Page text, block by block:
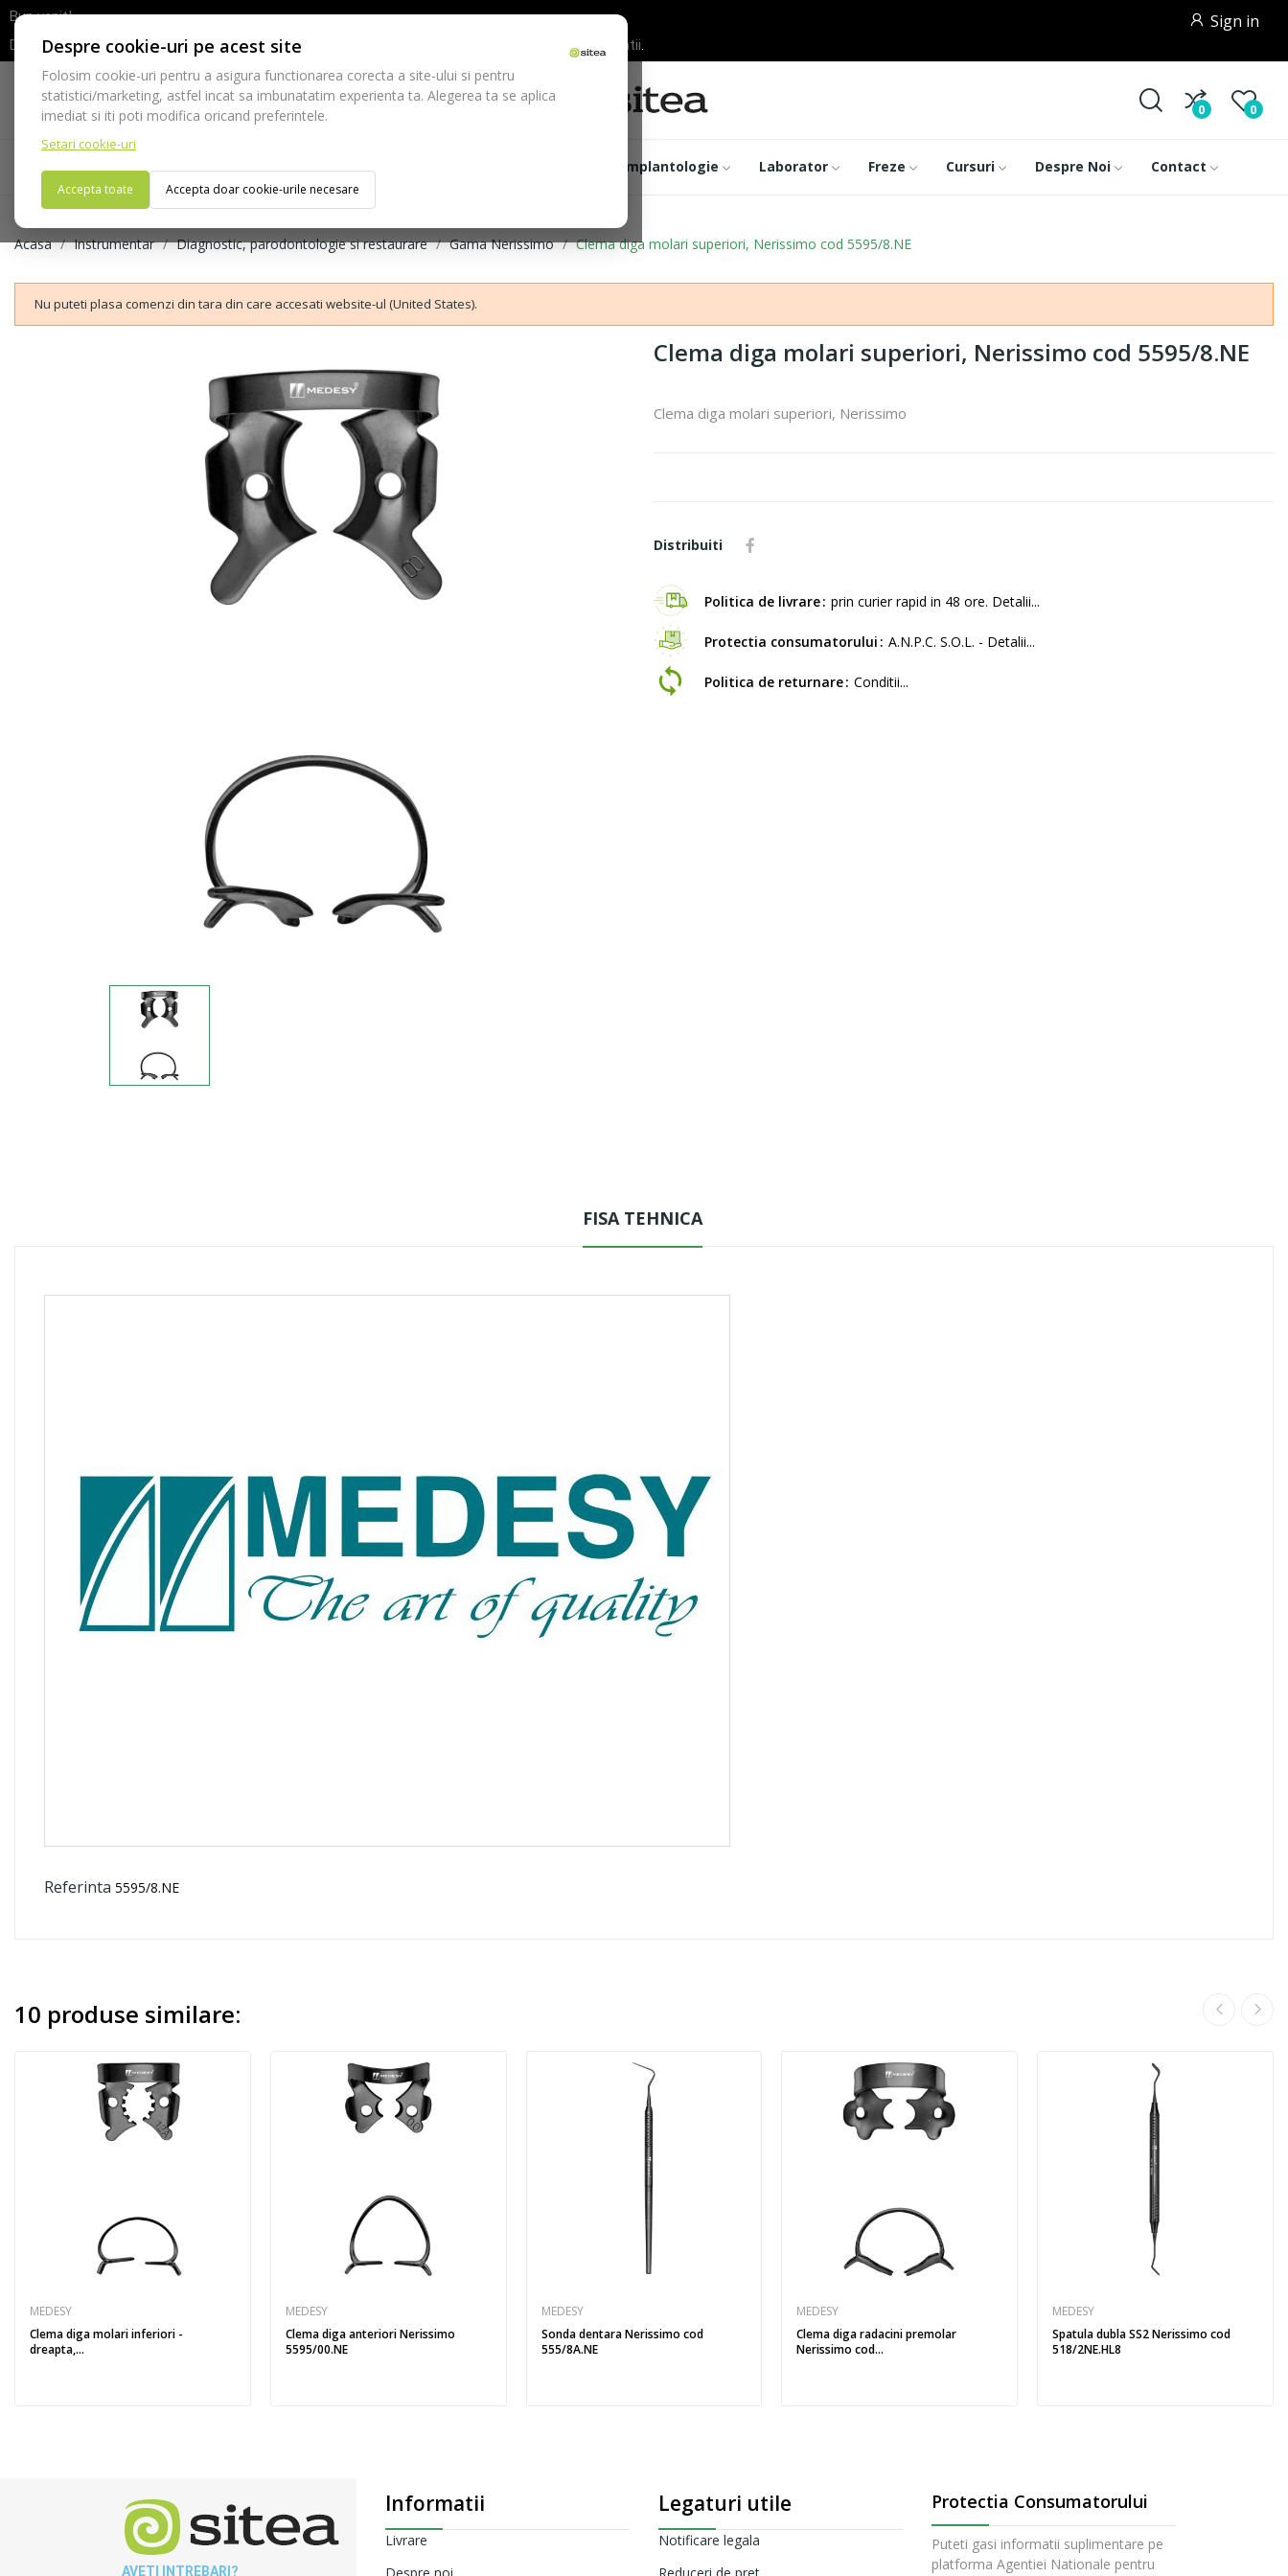
Despre cookie-uri pe acest site
Folosim cookie-uri pentru a asigura functionarea corecta a site-ului si pentru
statistici/marketing, astfel incat sa imbunatatim experienta ta. Alegerea ta se aplica
imediat si iti poti modifica oricand preferintele.
Setari cookie-uri
Accepta toate Accepta doar cookie-urile necesare
Bun venit!
Dupa efectuarea comenzii va rugam sa asteptati confirmarea stocurilor inainte de efectuarea platii.
Sign in
Telefon:
021-528 03 23
0 0
Acasa Consumabile Echipamente Implantologie Laborator Freze Cursuri Despre Noi Contact
Acasa Instrumentar Diagnostic, parodontologie si restaurare Gama Nerissimo Clema diga molari superiori, Nerissimo cod 5595/8.NE
Nu puteti plasa comenzi din tara din care accesati website-ul (United States).
Clema diga molari superiori, Nerissimo cod 5595/8.NE
Clema diga molari superiori, Nerissimo
Distribuiti
Politica de livrare prin curier rapid in 48 ore. Detalii...
Protectia consumatorului A.N.P.C. S.O.L. - Detalii...
Politica de returnare Conditii...
FISA TEHNICA
Referinta 5595/8.NE
10 produse similare:
MEDESY
Clema diga molari inferiori -
dreapta,...
MEDESY
Clema diga anteriori Nerissimo
5595/00.NE
MEDESY
Sonda dentara Nerissimo cod
555/8A.NE
MEDESY
Clema diga radacini premolar
Nerissimo cod...
MEDESY
Spatula dubla SS2 Nerissimo cod
518/2NE.HL8
AVETI INTREBARI?
Informatii
Livrare
Legaturi utile
Notificare legala
Protectia Consumatorului
Puteti gasi informatii suplimentare pe
platforma Agentiei Nationale pentru